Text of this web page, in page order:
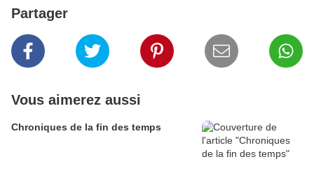
Partager
Vous aimerez aussi
Chroniques de la fin des temps